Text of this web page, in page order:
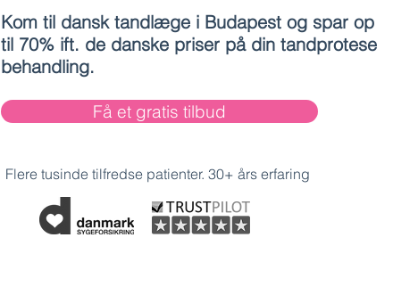
Kom til dansk tandlæge i Budapest og spar op
til 70% ift. de danske priser på din tandprotese
behandling.
Få et gratis tilbud
Flere tusinde tilfredse patienter. 30+ års erfaring